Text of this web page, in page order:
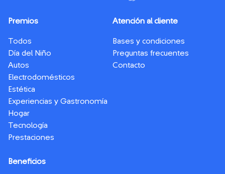
Premios
Todos
Día del Niño
Autos
Electrodomésticos
Estética
Experiencias y Gastronomía
Hogar
Tecnología
Prestaciones
Beneficios
Atención al cliente
Bases y condiciones
Preguntas frecuentes
Contacto